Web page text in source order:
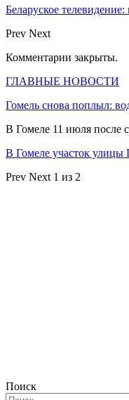
Беларуское
Prev Next
Комментарии закрыты.
ГЛАВНЫЕ НОВОСТИ
Гомель снова поплыл:
В Гомеле 11 июля после
В Гомеле участок улицы
Prev Next 1 из 2
Поиск